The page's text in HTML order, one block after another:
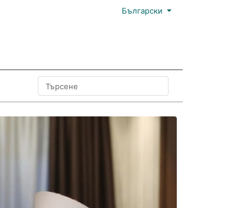
Български